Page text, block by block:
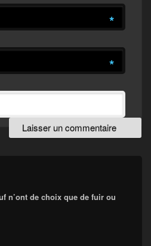
*
*
n’ont de choix que de fuir ou